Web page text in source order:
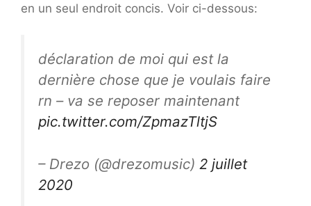
en un seul endroit concis. Voir ci-dessous:
déclaration de moi qui est la
dernière chose que je voulais faire
rn – va se reposer maintenant
pic.twitter.com/ZpmazTltjS
– Drezo (@drezomusic) 2 juillet
2020